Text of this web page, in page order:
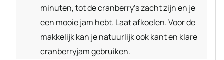
minuten, tot de cranberry’s zacht zijn en je
een mooie jam hebt. Laat afkoelen. Voor de
makkelijk kan je natuurlijk ook kant en klare
cranberryjam gebruiken.